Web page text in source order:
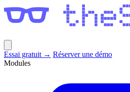
Essai gratuit → Réserver une démo
Modules